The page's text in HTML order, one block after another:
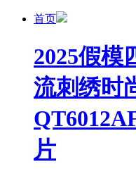
首页
2025假模
流刺绣时
片